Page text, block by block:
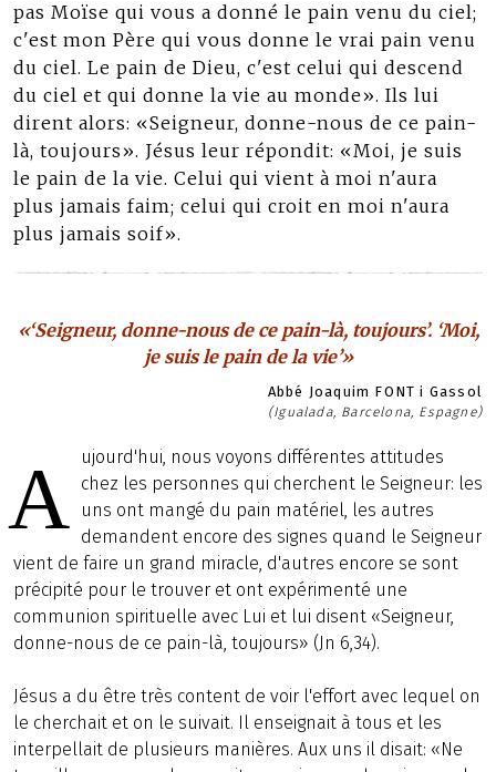
pas Moïse qui vous a donné le pain venu du ciel;
c'est mon Père qui vous donne le vrai pain venu
du ciel. Le pain de Dieu, c'est celui qui descend
du ciel et qui donne la vie au monde». Ils lui
dirent alors: «Seigneur, donne-nous de ce pain-
là, toujours». Jésus leur répondit: «Moi, je suis
le pain de la vie. Celui qui vient à moi n'aura
plus jamais faim; celui qui croit en moi n'aura
plus jamais soif».
«‘Seigneur, donne-nous de ce pain-là, toujours’. ‘Moi,
je suis le pain de la vie’»
Abbé Joaquim FONT i Gassol
(Igualada, Barcelona, Espagne)
A
ujourd'hui, nous voyons différentes attitudes
chez les personnes qui cherchent le Seigneur: les
uns ont mangé du pain matériel, les autres
demandent encore des signes quand le Seigneur
vient de faire un grand miracle, d'autres encore se sont
précipité pour le trouver et ont expérimenté une
communion spirituelle avec Lui et lui disent «Seigneur,
donne-nous de ce pain-là, toujours» (Jn 6,34).
Jésus a du être très content de voir l'effort avec lequel on
le cherchait et on le suivait. Il enseignait à tous et les
interpellait de plusieurs manières. Aux uns il disait: «Ne